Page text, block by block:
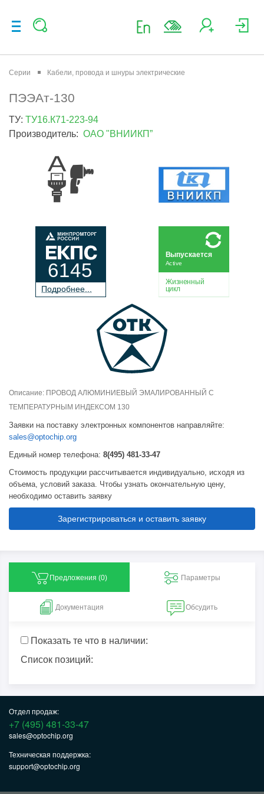
Серии Кабели, провода и шнуры электрические
ПЭЭАт-130
ТУ: ТУ16.К71-223-94
Производитель: ОАО "ВНИИКП”
Подробнее...
6145
Жизненный
цикл
Active
Выпускается
Описание: ПРОВОД АЛЮМИНИЕВЫЙ ЭМАЛИРОВАННЫЙ С
ТЕМПЕРАТУРНЫМ ИНДЕКСОМ 130
Заявки на поставку электронных компонентов направляйте:
sales@optochip.org
Единый номер телефона: 8(495) 481-33-47
Стоимость продукции рассчитывается индивидуально, исходя из
объема, условий заказа. Чтобы узнать окончательную цену,
необходимо оставить заявку
Зарегистрироваться и оставить заявку
Предложения (0) Параметры
Документация Обсудить
Показать те что в наличии:
Список позиций:
Отдел продаж:
+7 (495) 481-33-47
sales@optochip.org
Техническая поддержка:
support@optochip.org